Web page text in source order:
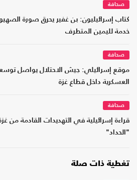
صحافة
كتاب إسرائيليون: بن غفير يحرق صورة
خدمة لليمين المتطرف
صحافة
موقع إسرائيلي: جيش الاحتلال يواصل
العسكرية داخل قطاع غزة
صحافة
قراءة إسرائيلية في التهديدات القادمة من
"الحداد"
تغطية ذات صلة